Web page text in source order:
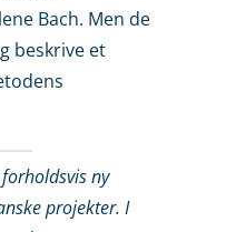
Bach. Men de
beskrive et
ny
projekter. I